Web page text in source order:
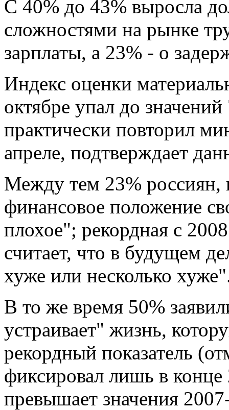
С 40% до 43% выросла
сложностями на рынке
зарплаты, а 23% - о
Индекс оценки
октябре упал до
практически повторил
апреле, подтверждает
Между тем 23% россиян,
финансовое положение
плохое"; рекордная с
считает, что в будущем
хуже или несколько
В то же время 50%
устраивает" жизнь,
рекордный показатель
фиксировал лишь в конце
превышает значения